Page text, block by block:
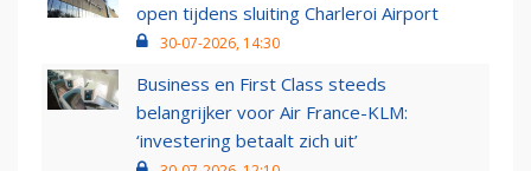
open tijdens sluiting Charleroi Airport
30-07-2026, 14:30
Business en First Class steeds
belangrijker voor Air France-KLM:
‘investering betaalt zich uit’